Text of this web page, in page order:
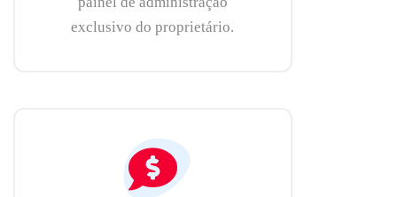
exclusivo do proprietário.